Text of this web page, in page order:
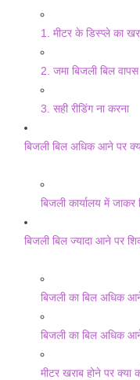
1. मीटर के डिस्प्ले का
2. जमा बिजली बिल
3. सही रीडिंग ना करना
बिजली बिल अधिक आने पर
बिजली कार्यालय में
बिजली बिल ज्यादा आने पर
बिजली का बिल अधिक
बिजली का बिल अधिक
मीटर खराब होने पर क्या